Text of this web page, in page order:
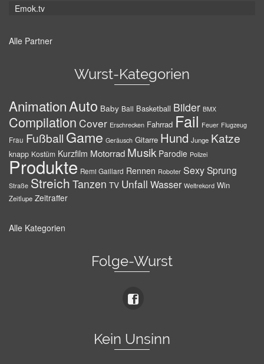
Emok.tv
Alle Partner
Wurst-Kategorien
AnimationAuto Baby Ball Basketball Bilder BMX
Compilation Cover Erschrecken Fahrrad Fail Feuer Flugzeug
Frau Fußball Game Geräusch Gitarre Hund Junge Katze
knapp Kostüm Kurzfilm Motorrad Musik Parodie Polizei
Produkte Remi Gaillard Rennen Roboter SexySprung
Straße Streich Tanzen TV Unfall Wasser Weltrekord Win
Zeitlupe Zeitraffer
Alle Kategorien
Folge-Wurst
Kein Unsinn